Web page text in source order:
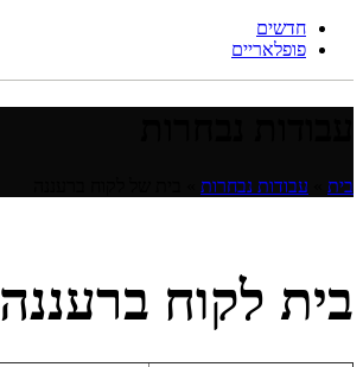
חדשים
פופלאריים
בית עבודות נבחרות
בית לקוח ברעננה